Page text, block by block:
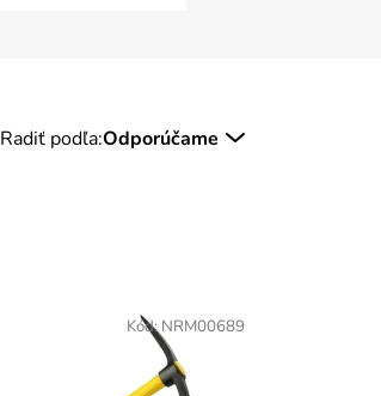
Radiť podľa:Odporúčame
Kód:NRM00689